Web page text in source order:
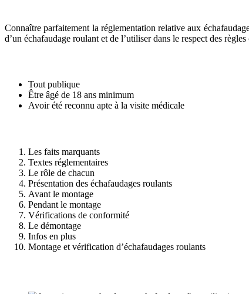
Connaître parfaitement la réglementation relative aux
d’un échafaudage roulant et de l’utiliser dans le respect des
Tout publique
Être âgé de 18 ans minimum
Avoir été reconnu apte à la visite médicale
Les faits marquants
Textes réglementaires
Le rôle de chacun
Présentation des échafaudages roulants
Avant le montage
Pendant le montage
Vérifications de conformité
Le démontage
Infos en plus
Montage et vérification d’échafaudages roulants